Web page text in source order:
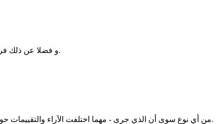
و فضلا عن ذلك فربما قد اكتسب التراجع التاريخي الكافي؛ فهذه هي ذكراه الثامن عشرة وتلك هي سن البلوغ والرشد كما أنها على أعتاب مدة التقادم في القانون.
بالتأكيد ليس هناك أدنى قصد ترويجي ( faire l'apologie ) من أي نوع سوى أن الذي جرى - مهما اختلفت الآراء والتقييمات حوله - ظل في حينه وسيبقى لحظة فارقة مفعمة بالآلام والآمال في حياة الوطن وتاريخه.